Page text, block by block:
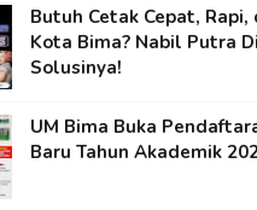
Butuh Cetak Cepat, Rapi,
Kota Bima? Nabil Putra
Solusinya!
UM Bima Buka
Baru Tahun Akademik